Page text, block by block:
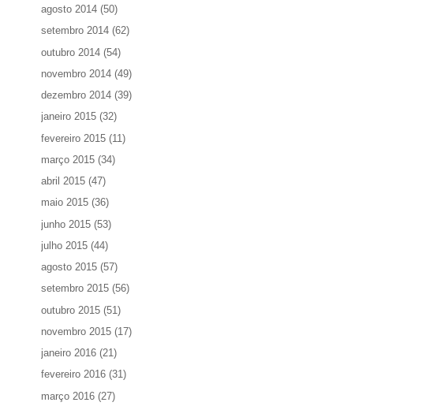
agosto 2014 (50)
setembro 2014 (62)
outubro 2014 (54)
novembro 2014 (49)
dezembro 2014 (39)
janeiro 2015 (32)
fevereiro 2015 (11)
março 2015 (34)
abril 2015 (47)
maio 2015 (36)
junho 2015 (53)
julho 2015 (44)
agosto 2015 (57)
setembro 2015 (56)
outubro 2015 (51)
novembro 2015 (17)
janeiro 2016 (21)
fevereiro 2016 (31)
março 2016 (27)